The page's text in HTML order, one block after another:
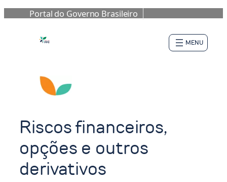
Portal do Governo Brasileiro
Riscos financeiros,
opções e outros
derivativos